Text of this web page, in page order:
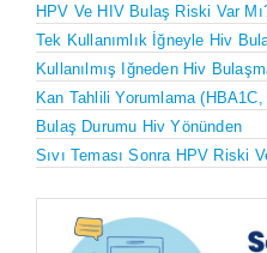
HPV Ve HIV Bulaş Riski Var
Tek Kullanımlık İğneyle Hiv
Kullanılmış Iğneden Hiv
Kan Tahlili Yorumlama
Bulaş Durumu Hiv Yönünden
Sıvı Teması Sonra HPV Riski